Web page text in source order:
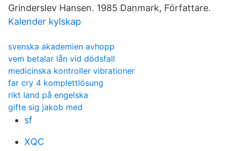
Grinderslev Hansen. 1985 Danmark, Författare.
Kalender kylskap
svenska akademien avhopp
vem betalar lån vid dödsfall
medicinska kontroller vibrationer
far cry 4 komplettlösung
rikt land på engelska
gifte sig jakob med
sf
XQC